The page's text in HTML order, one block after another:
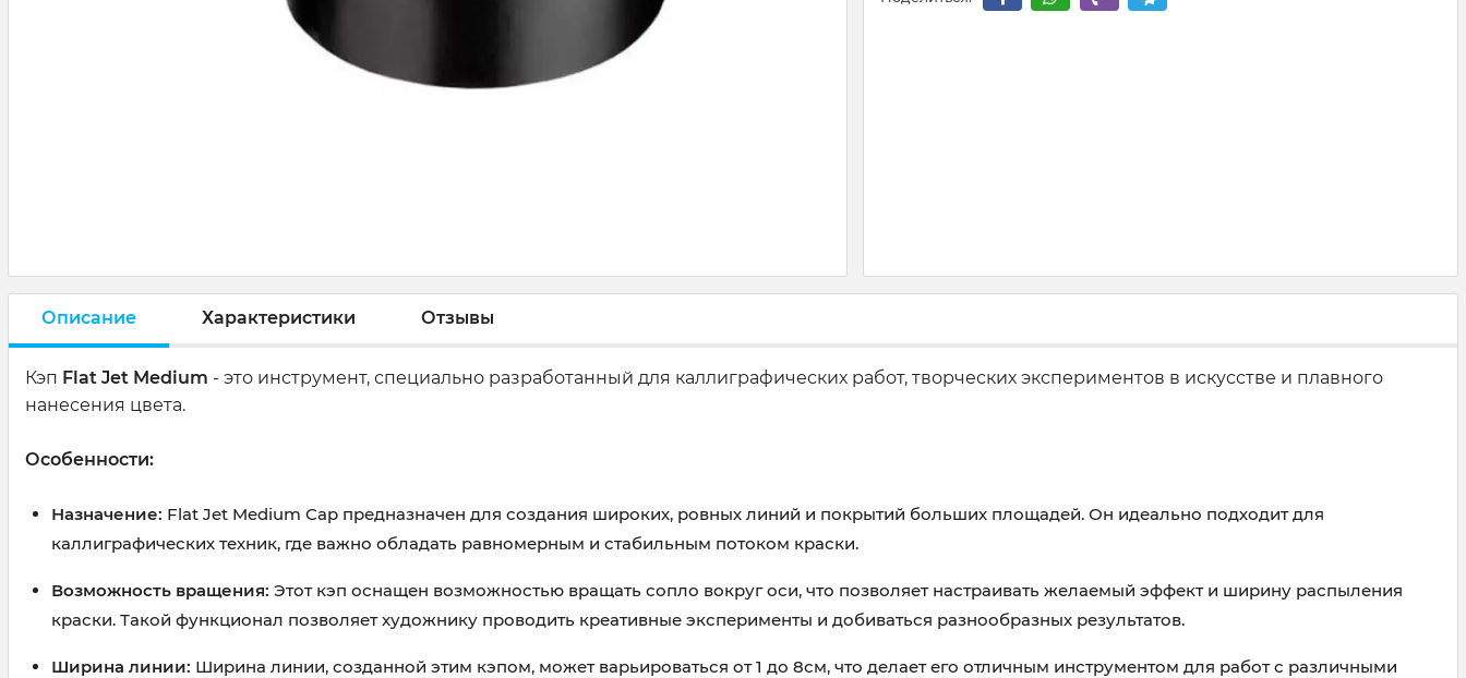
Описание Характеристики Отзывы
Кэп Flat Jet Medium - это инструмент, специально разработанный для каллиграфических работ, творческих экспериментов в искусстве и плавного
нанесения цвета.
Особенности:
Назначение: Flat Jet Medium Cap предназначен для создания широких, ровных линий и покрытий больших площадей. Он идеально подходит для
каллиграфических техник, где важно обладать равномерным и стабильным потоком краски.
Возможность вращения: Этот кэп оснащен возможностью вращать сопло вокруг оси, что позволяет настраивать желаемый эффект и ширину распыления
краски. Такой функционал позволяет художнику проводить креативные эксперименты и добиваться разнообразных результатов.
Ширина линии: Ширина линии, созданной этим кэпом, может варьироваться от 1 до 8см, что делает его отличным инструментом для работ с различными